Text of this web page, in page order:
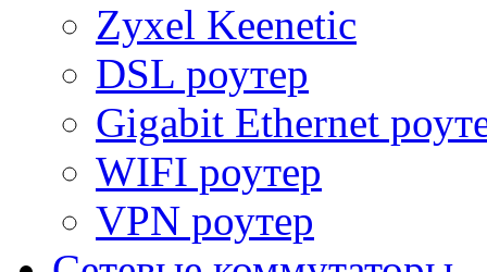
Zyxel Keenetic
DSL роутер
Gigabit Ethernet
WIFI роутер
VPN роутер